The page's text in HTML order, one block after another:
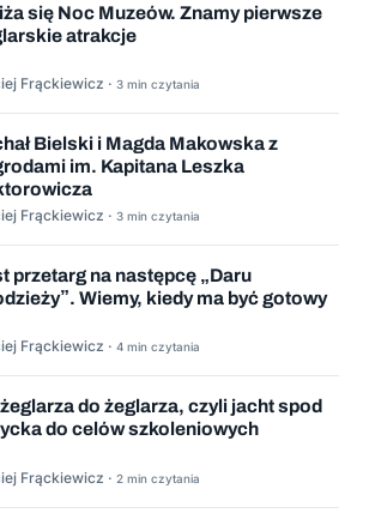
się Noc Muzeów. Znamy pierwsze
atrakcje
Frąckiewicz · 3 min czytania
Bielski i Magda Makowska z
im. Kapitana Leszka
Frąckiewicz · 3 min czytania
przetarg na następcę „Daru
Wiemy, kiedy ma być gotowy
Frąckiewicz · 4 min czytania
do żeglarza, czyli jacht spod
do celów szkoleniowych
Frąckiewicz · 2 min czytania